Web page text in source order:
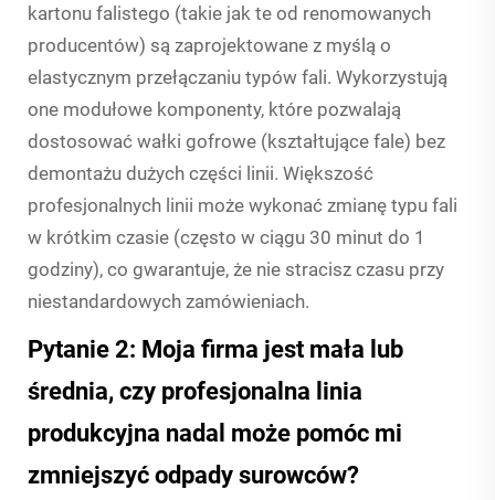
kartonu falistego (takie jak te od renomowanych
producentów) są zaprojektowane z myślą o
elastycznym przełączaniu typów fali. Wykorzystują
one modułowe komponenty, które pozwalają
dostosować wałki gofrowe (kształtujące fale) bez
demontażu dużych części linii. Większość
profesjonalnych linii może wykonać zmianę typu fali
w krótkim czasie (często w ciągu 30 minut do 1
godziny), co gwarantuje, że nie stracisz czasu przy
niestandardowych zamówieniach.
Pytanie 2: Moja firma jest mała lub
średnia, czy profesjonalna linia
produkcyjna nadal może pomóc mi
zmniejszyć odpady surowców?